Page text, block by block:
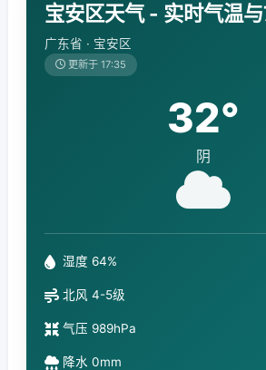
宝安区天气 - 实时气温
广东省 · 宝安区
更新于 17:35
32°
阴
湿度 64%
北风 4-5级
气压 989hPa
降水 0mm